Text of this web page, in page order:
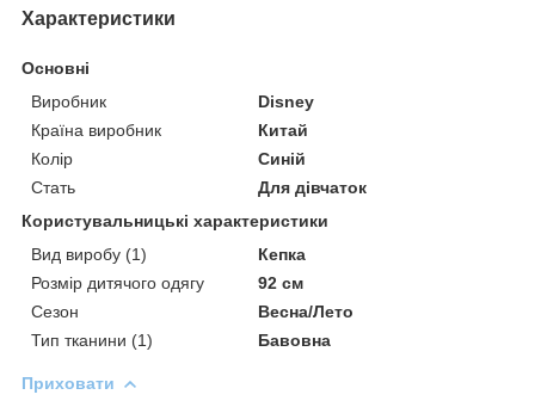
Характеристики
Основні
Виробник
Disney
Країна виробник
Китай
Колір
Синій
Стать
Для дівчаток
Користувальницькі характеристики
Вид виробу (1)
Кепка
Розмір дитячого одягу
92 см
Сезон
Весна/Лето
Тип тканини (1)
Бавовна
Приховати